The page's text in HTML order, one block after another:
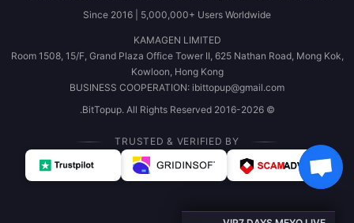
Since 2016 | 5,000,000+ Users Worldwide
KAMAGEN LIMITED
Room 1508, 15/F, Grand Plaza Office Tower II, 625 Nathan Road, Mong Kok,
Kowloon, Hong Kong
BUSINESS COOPERATION: ibittopup@gmail.com
© 2016-2026 BitTopup. All Rights Reserved.
TRUSTED & VERIFIED BY